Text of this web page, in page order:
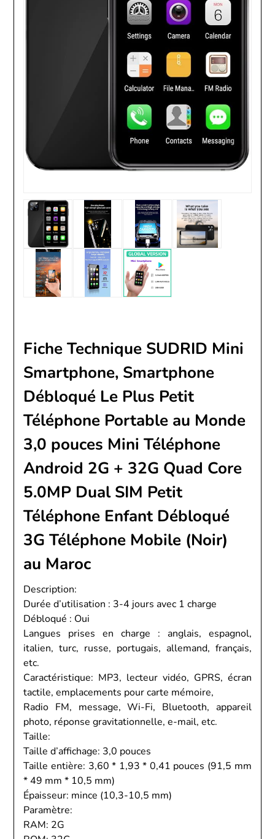
Fiche Technique SUDRID Mini
Smartphone, Smartphone
Débloqué Le Plus Petit
Téléphone Portable au Monde
3,0 pouces Mini Téléphone
Android 2G + 32G Quad Core
5.0MP Dual SIM Petit
Téléphone Enfant Débloqué
3G Téléphone Mobile (Noir)
au Maroc
Description:
Durée d’utilisation : 3-4 jours avec 1 charge
Débloqué : Oui
Langues prises en charge : anglais, espagnol,
italien, turc, russe, portugais, allemand, français,
etc.
Caractéristique: MP3, lecteur vidéo, GPRS, écran
tactile, emplacements pour carte mémoire,
Radio FM, message, Wi-Fi, Bluetooth, appareil
photo, réponse gravitationnelle, e-mail, etc.
Taille:
Taille d’affichage: 3,0 pouces
Taille entière: 3,60 * 1,93 * 0,41 pouces (91,5 mm
* 49 mm * 10,5 mm)
Épaisseur: mince (10,3-10,5 mm)
Paramètre:
RAM: 2G